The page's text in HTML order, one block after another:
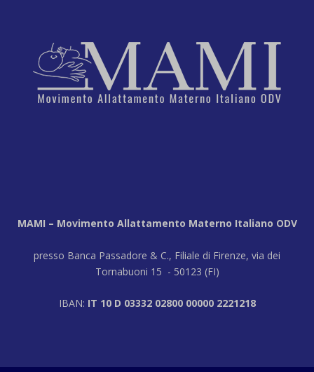
MAMI – Movimento Allattamento Materno Italiano ODV
presso Banca Passadore & C., Filiale di Firenze, via dei
Tornabuoni 15 - 50123 (FI)
IBAN: IT 10 D 03332 02800 00000 2221218